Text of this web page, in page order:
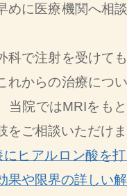
めに医療機関へ相
科で注射を受けて
れからの治療につ
当院ではMRIをも
をご相談いただけま
にヒアルロン酸を
果や限界の詳しい